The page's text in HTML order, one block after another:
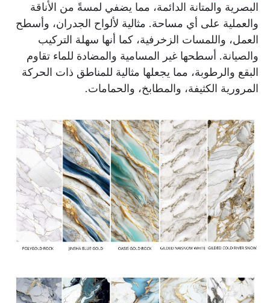
البصرية والمتانة الدائمة، مما يضفي لمسةً من الأناقة
والعملية على أي مساحة. مثالية لألواح الجدران، وأسطح
العمل، واللمسات الزخرفية، كما أنها سهلة التركيب
والصيانة. أسطحها غير المسامية والمضادة للماء تقاوم
البقع والرطوبة، مما يجعلها مثالية للمناطق ذات الحركة
المرورية الكثيفة، والمطابخ، والحمامات.